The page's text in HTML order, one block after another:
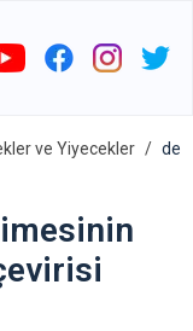
ve Yiyecekler
de